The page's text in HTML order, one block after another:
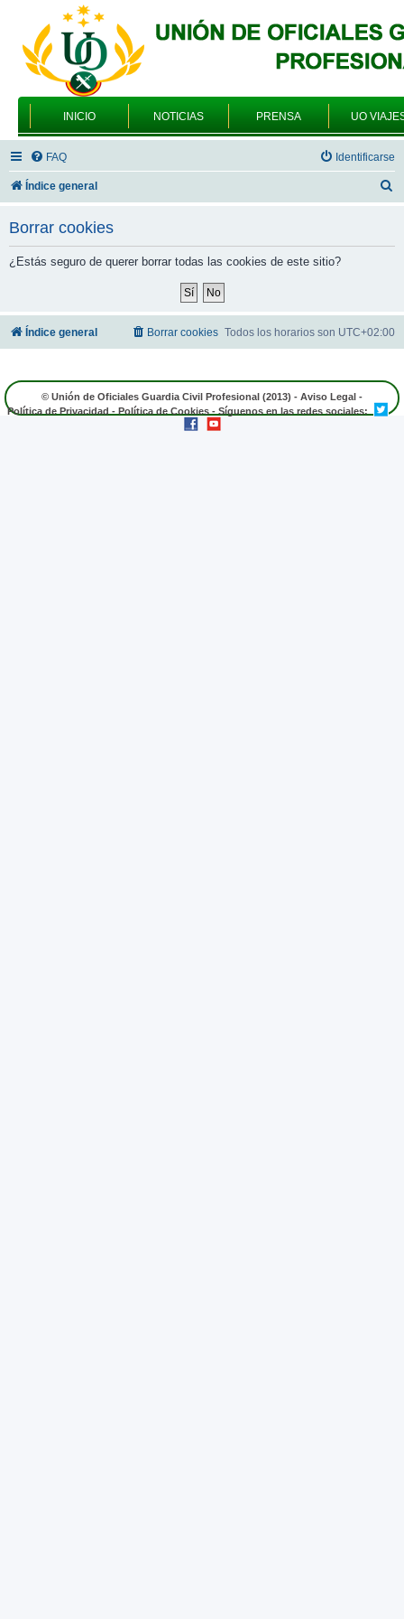
INICIO NOTICIAS PRENSA UO
FAQ Identificarse
Índice general
Borrar cookies
¿Estás seguro de querer borrar todas las cookies de este sitio?
Índice general Todos los horarios son UTC+02:00
Borrar cookies
© Unión de Oficiales Guardia Civil Profesional (2013) - Aviso Legal -
Política de Privacidad - Política de Cookies - Síguenos en las redes sociales: